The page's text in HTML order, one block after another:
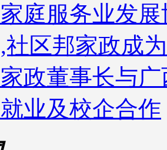
庭服务业发
社区邦家政成
政董事长与
业及校企合作